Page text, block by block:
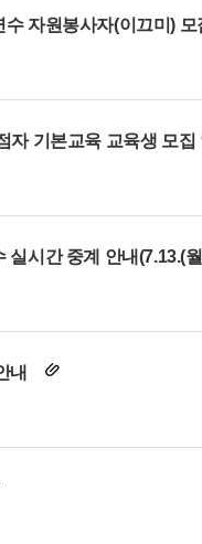
자원봉사자(이끄미) 모
자 기본교육 교육생 모집
실시간 중계 안내(7.13.(
내